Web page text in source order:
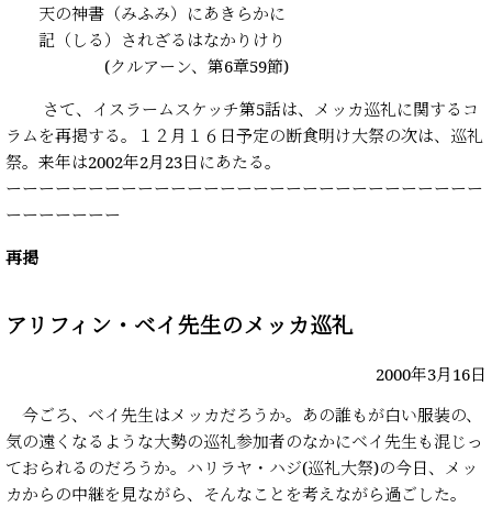
天の神書（みふみ）にあきらかに
記（しる）されざるはなかりけり
(クルアーン、第6章59節)
さて、イスラームスケッチ第5話は、メッカ巡礼に関するコ
ラムを再掲する。１２月１６日予定の断食明け大祭の次は、巡礼
祭。来年は2002年2月23日にあたる。
ーーーーーーーーーーーーーーーーーーーーーーーーーーーーー
ーーーーーーー
再掲
アリフィン・ベイ先生のメッカ巡礼
2000年3月16日
今ごろ、ベイ先生はメッカだろうか。あの誰もが白い服装の、
気の遠くなるような大勢の巡礼参加者のなかにベイ先生も混じっ
ておられるのだろうか。ハリラヤ・ハジ(巡礼大祭)の今日、メッ
カからの中継を見ながら、そんなことを考えながら過ごした。